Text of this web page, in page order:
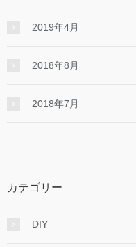
2019年4月
2018年8月
2018年7月
カテゴリー
DIY